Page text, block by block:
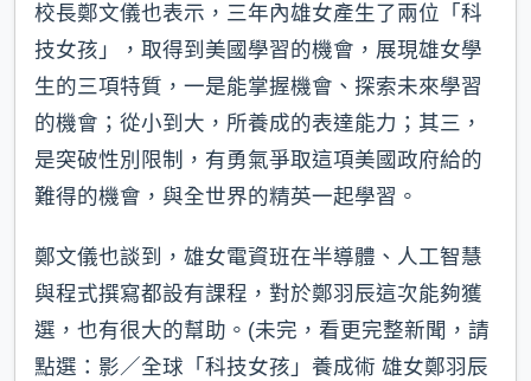
校長鄭文儀也表示，三年內雄女產生了兩位「科
技女孩」，取得到美國學習的機會，展現雄女學
生的三項特質，一是能掌握機會、探索未來學習
的機會；從小到大，所養成的表達能力；其三，
是突破性別限制，有勇氣爭取這項美國政府給的
難得的機會，與全世界的精英一起學習。
鄭文儀也談到，雄女電資班在半導體、人工智慧
與程式撰寫都設有課程，對於鄭羽辰這次能夠獲
選，也有很大的幫助。(未完，看更完整新聞，請
點選：影／全球「科技女孩」養成術 雄女鄭羽辰